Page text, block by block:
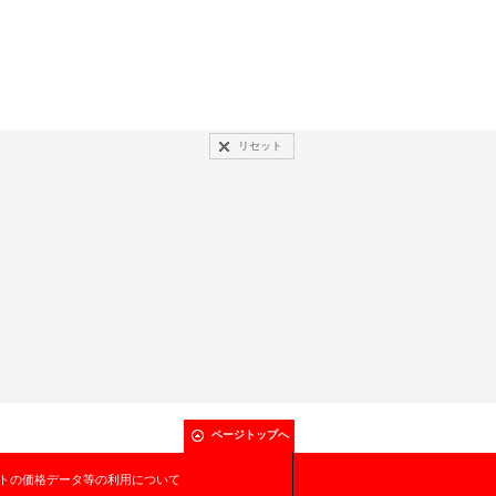
リセット
ページトップへ
の価格データ等の利用について